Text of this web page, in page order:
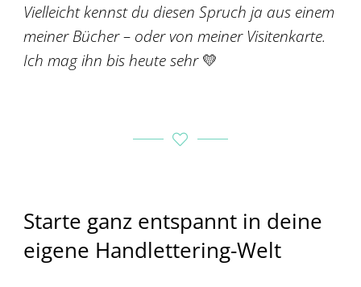
Vielleicht kennst du diesen Spruch ja aus einem
meiner Bücher – oder von meiner Visitenkarte.
Ich mag ihn bis heute sehr💛
Starte ganz entspannt in deine
eigene Handlettering-Welt